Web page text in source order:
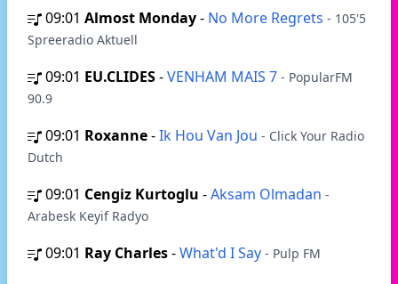
09:01 Almost Monday- No More Regrets - 105'5
Spreeradio Aktuell
09:01 EU.CLIDES-VENHAM MAIS 7 - PopularFM
90.9
09:01 Roxanne-Ik Hou Van Jou - Click Your Radio
Dutch
09:01 Cengiz Kurtoglu -Aksam Olmadan -
Arabesk Keyif Radyo
09:01 Ray Charles-What'd I Say - Pulp FM